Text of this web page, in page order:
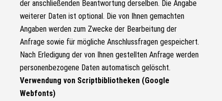
der anschließenden Beantwortung derselben. Die Angabe
weiterer Daten ist optional. Die von Ihnen gemachten
Angaben werden zum Zwecke der Bearbeitung der
Anfrage sowie für mögliche Anschlussfragen gespeichert.
Nach Erledigung der von Ihnen gestellten Anfrage werden
personenbezogene Daten automatisch gelöscht.
Verwendung von Scriptbibliotheken (Google
Webfonts)